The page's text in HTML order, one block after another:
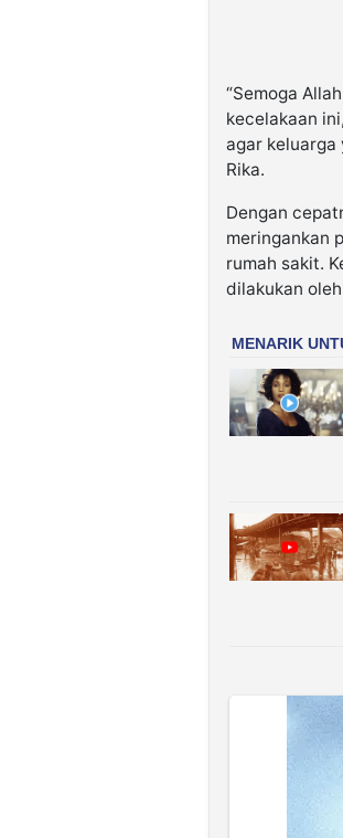
“Semoga
kecelakaan
agar keluarga
Rika.
Dengan
meringankan
rumah sakit.
dilakukan